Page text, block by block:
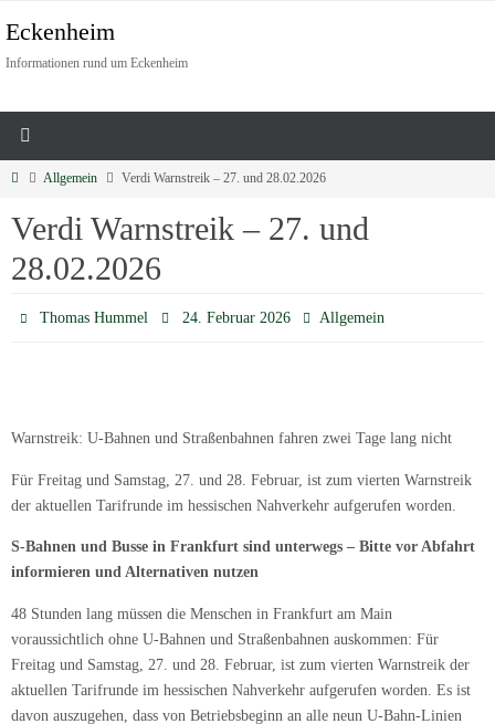
Eckenheim
Informationen rund um Eckenheim
Allgemein Verdi Warnstreik – 27. und 28.02.2026
Verdi Warnstreik – 27. und
28.02.2026
Thomas Hummel 24. Februar 2026 Allgemein
Warnstreik: U-Bahnen und Straßenbahnen fahren zwei Tage lang nicht
Für Freitag und Samstag, 27. und 28. Februar, ist zum vierten Warnstreik
der aktuellen Tarifrunde im hessischen Nahverkehr aufgerufen worden.
S-Bahnen und Busse in Frankfurt sind unterwegs – Bitte vor Abfahrt
informieren und Alternativen nutzen
48 Stunden lang müssen die Menschen in Frankfurt am Main
voraussichtlich ohne U-Bahnen und Straßenbahnen auskommen: Für
Freitag und Samstag, 27. und 28. Februar, ist zum vierten Warnstreik der
aktuellen Tarifrunde im hessischen Nahverkehr aufgerufen worden. Es ist
davon auszugehen, dass von Betriebsbeginn an alle neun U-Bahn-Linien